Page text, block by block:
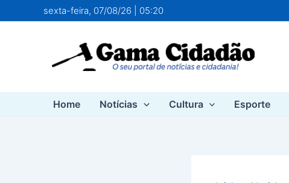
para
sexta-feira, 07/08/26 | 05:20
Home Notícias Cultura Esporte